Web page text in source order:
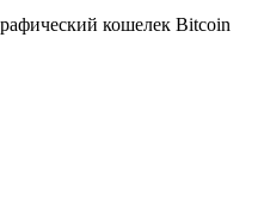
кошелек Bitcoin